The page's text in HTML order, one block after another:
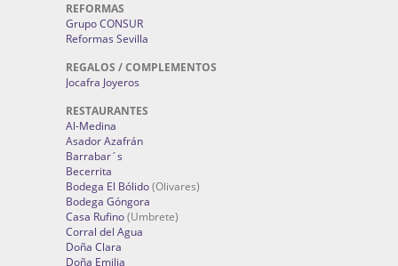
REFORMAS
Grupo CONSUR
Reformas Sevilla
REGALOS / COMPLEMENTOS
Jocafra Joyeros
RESTAURANTES
Al-Medina
Asador Azafrán
Barrabar´s
Becerrita
Bodega El Bólido(Olivares)
Bodega Góngora
Casa Rufino(Umbrete)
Corral del Agua
Doña Clara
Doña Emilia